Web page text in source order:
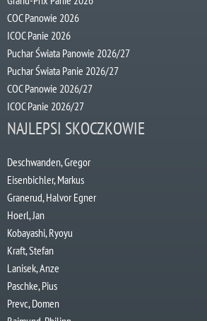
COC Panowie 2026
ICOC Panie 2026
Puchar Świata Panowie 2026/27
Puchar Świata Panie 2026/27
COC Panowie 2026/27
ICOC Panie 2026/27
NAJLEPSI SKOCZKOWIE
Deschwanden, Gregor
Eisenbichler, Markus
Granerud, Halvor Egner
Hoerl, Jan
Kobayashi, Ryoyu
Kraft, Stefan
Lanisek, Anze
Paschke, Pius
Prevc, Domen